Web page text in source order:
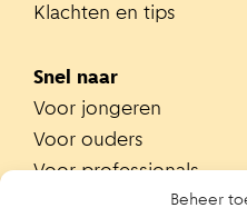
Beheer
Klachten en tips
Snel naar
Voor jongeren
Voor ouders
Voor professionals